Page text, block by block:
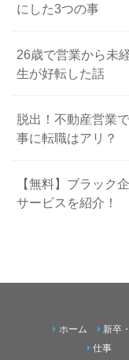
にした3つの事
26歳で営業から未
生が好転した話
脱出！不動産営業
事に転職はアリ？
【無料】ブラック
サービスを紹介！
ホーム 新卒
仕事